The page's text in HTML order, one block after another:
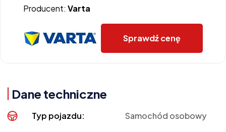
Producent: Varta
Sprawdź cenę
Dane techniczne
Typ pojazdu: Samochód osobowy